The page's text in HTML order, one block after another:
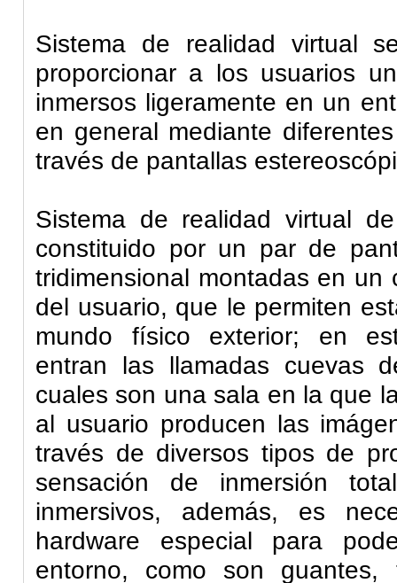
Sistema de realidad virtual
proporcionar a los usuarios
inmersos ligeramente en un
en general mediante
través de pantallas
Sistema de realidad virtual
constituido por un par de
tridimensional montadas en un
del usuario, que le permiten
mundo físico exterior; en
entran las llamadas cuevas
cuales son una sala en la que
al usuario producen las
través de diversos tipos de
sensación de inmersión
inmersivos, además, es
hardware especial para
entorno, como son